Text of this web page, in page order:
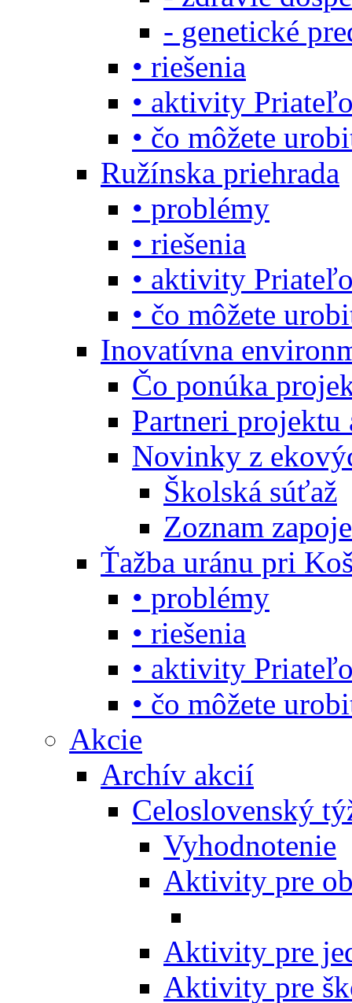
- genetické
• riešenia
• aktivity
• čo môžete
Ružínska priehrada
• problémy
• riešenia
• aktivity
• čo môžete
Inovatívna
Čo ponúka
Partneri projektu
Novinky z
Školská súťaž
Zoznam
Ťažba uránu pri
• problémy
• riešenia
• aktivity
• čo môžete
Akcie
Archív akcií
Celoslovenský
Vyhodnotenie
Aktivity pre
Aktivity pre
Aktivity pre